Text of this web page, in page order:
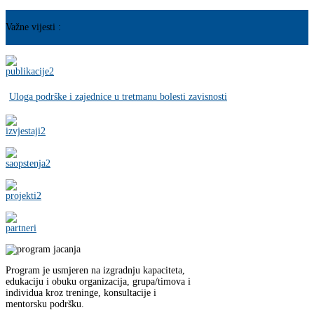
Važne vijesti :
Uloga podrške i zajednice u tretmanu bolesti zavisnosti
Program je usmjeren na izgradnju kapaciteta,
edukaciju i obuku organizacija, grupa/timova i
individua kroz treninge, konsultacije i
mentorsku podršku.